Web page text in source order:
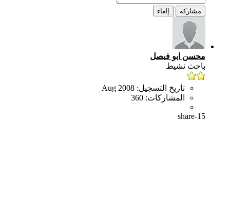
مشاركة إلغاء
محسن ابو فيصل
باحث نشيط
تاريخ التسجيل: Aug 2008
المشاركات: 360
share-15